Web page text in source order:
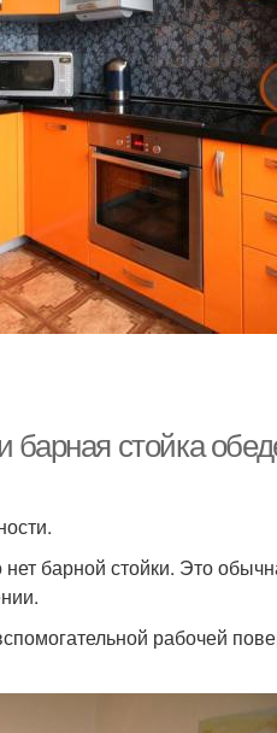
барная стойка
барной стойки. Это
рабочей